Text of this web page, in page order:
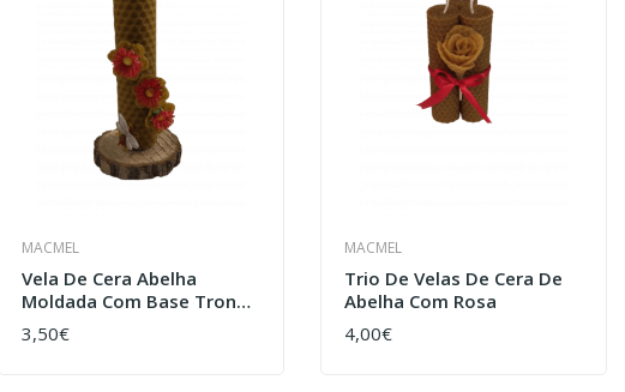
MACMEL
Vela De Cera Abelha
Moldada Com Base Tronco
- Trio Flores E Abelha
3,50€
COMPRAR
MACMEL
Trio De Velas De Cera De
Abelha Com Rosa
4,00€
COMPRAR